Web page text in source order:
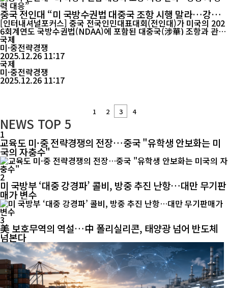
중국 전인대 “미 국방수권법 대중국 조항 시행 말라…강행
시 강력 대응”
[인터내셔널포커스] 중국 전국인민대표대회(전인대)가 미국의 202
6회계연도 국방수권법(NDAA)에 포함된 대중국(涉華) 조항과 관련
해 “시행을 중단하라”고 미국에 경고했다. 중국은 미국이 이를 강행
할 경우 “법에 따라 유력한 대응 조치를 취하겠다”고 밝혔다. 중국
전인대 외사위원회는 25일 성명을 내고 “미국이 통과·서명한 2026
회계연도 국방수권법에는 중국을 겨냥한 부정적 내용이 포함돼 있
다”며 “중국 위협론...
국제
미·중전략경쟁
2025.12.26 11:17
국제
미·중전략경쟁
2025.12.26 11:17
1 2 3 4
NEWS TOP 5
1
교육도 미·중 전략경쟁의 전장…중국 "유학생 안보화는 미
국의 자충수"
2
미 국방부 ‘대중 강경파’ 콜비, 방중 추진 난항…대만 무기판
매가 변수
3
美 보호무역의 역설…中 폴리실리콘, 태양광 넘어 반도체
넘본다